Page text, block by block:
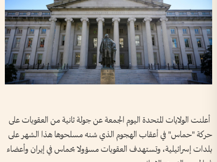
أعلنت الولايات المتحدة اليوم الجمعة عن جولة ثانية من العقوبات على
حركة "حماس" في أعقاب الهجوم الذي شنه مسلحوها هذا الشهر على
بلدات إسرائيلية، وتستهدف العقوبات مسؤولا بحماس في إيران وأعضاء